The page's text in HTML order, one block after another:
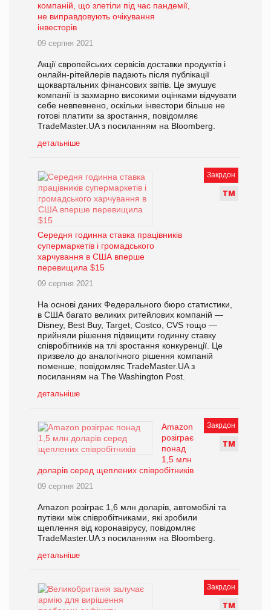
компаній, що злетіли під час пандемії,
не виправдовують очікування
інвесторів
09 серпня 2021
Акції європейських сервісів доставки продуктів і
онлайн-рітейлерів падають після публікації
щоквартальних фінансових звітів. Це змушує
компанії із захмарно високими оцінками відчувати
себе невпевнено, оскільки інвестори більше не
готові платити за зростання, повідомляє
TradeMaster.UA з посиланням на Bloomberg.
детальніше
Закрдон
ТМ
Середня годинна ставка працівників
супермаркетів і громадського
харчування в США вперше
перевищила $15
09 серпня 2021
На основі даних Федерального бюро статистики,
в США багато великих ритейлових компаній —
Disney, Best Buy, Target, Costco, CVS тощо —
прийняли рішення підвищити годинну ставку
співробітників на тлі зростання конкуренції. Це
призвело до аналогічного рішення компаній
поменше, повідомляє TradeMaster.UA з
посиланням на The Washington Post.
детальніше
Закрдон
ТМ
Amazon
розіграє
понад
1,5 млн
доларів серед щеплених співробітників
09 серпня 2021
Amazon розіграє 1,6 млн доларів, автомобілі та
путівки між співробітниками, які зробили
щеплення від коронавірусу, повідомляє
TradeMaster.UA з посиланням на Bloomberg.
детальніше
Закрдон
ТМ